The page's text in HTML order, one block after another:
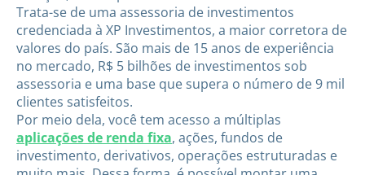
Trata-se de uma assessoria de investimentos
credenciada à XP Investimentos, a maior corretora de
valores do país. São mais de 15 anos de experiência
no mercado, R$ 5 bilhões de investimentos sob
assessoria e uma base que supera o número de 9 mil
clientes satisfeitos.
Por meio dela, você tem acesso a múltiplas
aplicações de renda fixa, ações, fundos de
investimento, derivativos, operações estruturadas e